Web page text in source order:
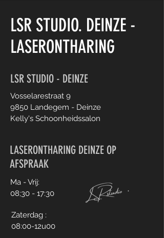
LSR STUDIO. DEINZE -
LASERONTHARING
LSR STUDIO - DEINZE
Vosselarestraat 9
9850 Landegem - Deinze
Kelly's Schoonheidssalon
LASERONTHARING DEINZE OP
AFSPRAAK
Ma - Vrij:
08;30 - 17:30
Zaterdag :
08:00-12u00